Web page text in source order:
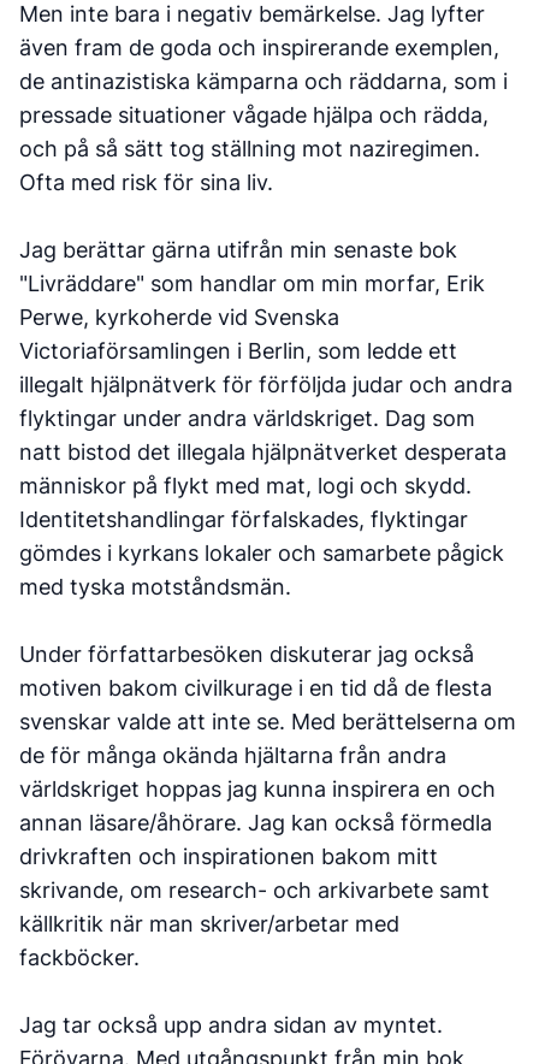
Men inte bara i negativ bemärkelse. Jag lyfter
även fram de goda och inspirerande exemplen,
de antinazistiska kämparna och räddarna, som i
pressade situationer vågade hjälpa och rädda,
och på så sätt tog ställning mot naziregimen.
Ofta med risk för sina liv.
Jag berättar gärna utifrån min senaste bok
"Livräddare" som handlar om min morfar, Erik
Perwe, kyrkoherde vid Svenska
Victoriaförsamlingen i Berlin, som ledde ett
illegalt hjälpnätverk för förföljda judar och andra
flyktingar under andra världskriget. Dag som
natt bistod det illegala hjälpnätverket desperata
människor på flykt med mat, logi och skydd.
Identitetshandlingar förfalskades, flyktingar
gömdes i kyrkans lokaler och samarbete pågick
med tyska motståndsmän.
Under författarbesöken diskuterar jag också
motiven bakom civilkurage i en tid då de flesta
svenskar valde att inte se. Med berättelserna om
de för många okända hjältarna från andra
världskriget hoppas jag kunna inspirera en och
annan läsare/åhörare. Jag kan också förmedla
drivkraften och inspirationen bakom mitt
skrivande, om research- och arkivarbete samt
källkritik när man skriver/arbetar med
fackböcker.
Jag tar också upp andra sidan av myntet.